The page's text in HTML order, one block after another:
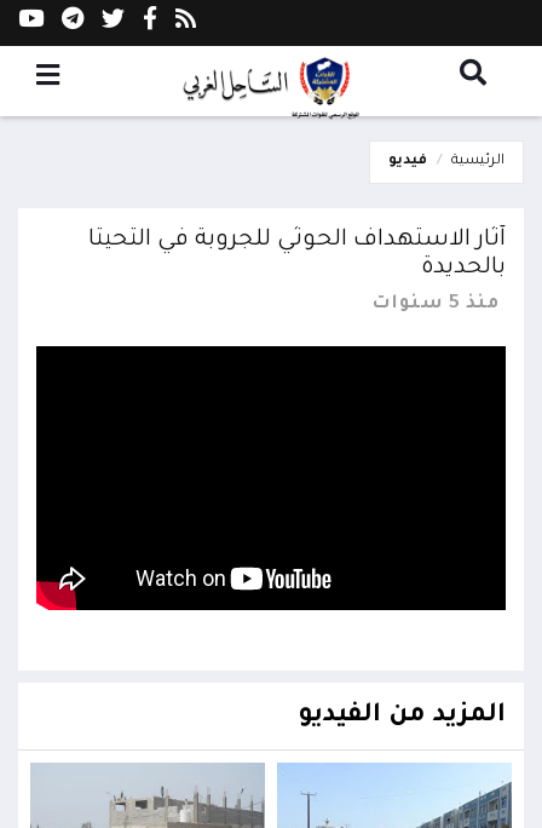
الرئيسية فيديو
آثار الاستهداف الحوثي للجروبة في التحيتا
بالحديدة
منذ 5 سنوات
المزيد من الفيديو